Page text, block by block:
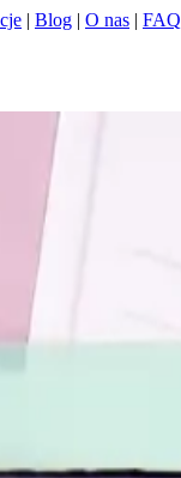
| Blog | O nas | FAQ